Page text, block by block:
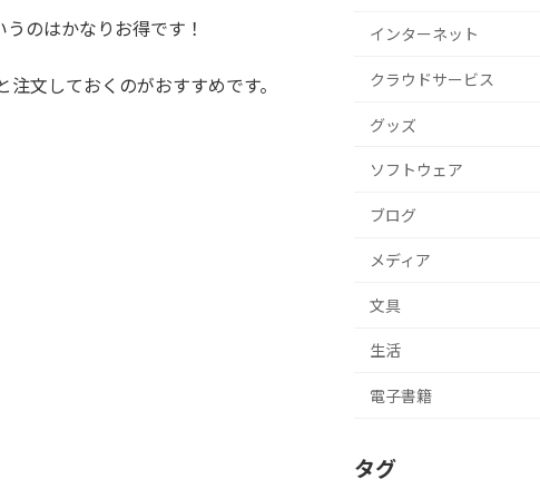
のはかなりお得です！
文しておくのがおすすめです。
インターネット
クラウドサービス
グッズ
ソフトウェア
ブログ
メディア
文具
生活
電子書籍
タグ